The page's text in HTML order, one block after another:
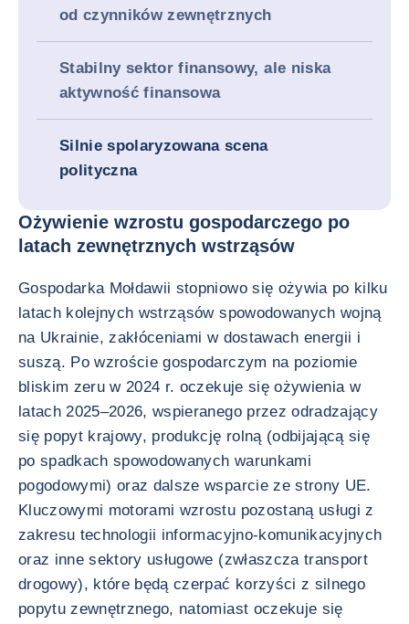
od czynników zewnętrznych
Stabilny sektor finansowy, ale niska
aktywność finansowa
Silnie spolaryzowana scena
polityczna
Ożywienie wzrostu gospodarczego po
latach zewnętrznych wstrząsów
Gospodarka Mołdawii stopniowo się ożywia po kilku
latach kolejnych wstrząsów spowodowanych wojną
na Ukrainie, zakłóceniami w dostawach energii i
suszą. Po wzroście gospodarczym na poziomie
bliskim zeru w 2024 r. oczekuje się ożywienia w
latach 2025–2026, wspieranego przez odradzający
się popyt krajowy, produkcję rolną (odbijającą się
po spadkach spowodowanych warunkami
pogodowymi) oraz dalsze wsparcie ze strony UE.
Kluczowymi motorami wzrostu pozostaną usługi z
zakresu technologii informacyjno-komunikacyjnych
oraz inne sektory usługowe (zwłaszcza transport
drogowy), które będą czerpać korzyści z silnego
popytu zewnętrznego, natomiast oczekuje się